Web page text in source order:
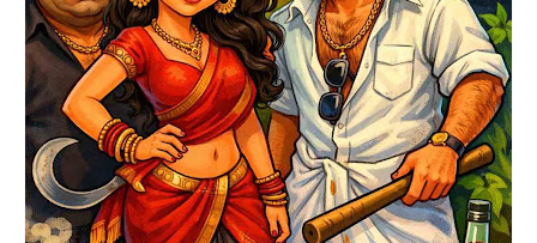
അവളുടെ ചിലമ്പൊലി ഇനി പ്രതികാരത്തിന്റെ മന്ത്രമാകും!
അവൾ ഒരു നർത്തകിയായിരുന്നു; അക്ഷരങ്ങളും ഭാവങ്ങളും
നൃത്തമായി പെയ്തിറങ്ങിയവൾ. എന്നാൽ വേട്ടക്കാരുടെ ക്രൂരത
അവളുടെ ആകാശങ്ങളെ കവർന്നെടുത്തു. ഇരയായി
വീണുപോകാൻ അവൾ കൂട്ടാക്കിയില്ല. പകരം, വേട്ടക്കാരെ
വിറപ്പിക്കുന്ന വേട്ടക്കാരിയായി അവൾ സ്വയം മാറി. നിശബ്ദമായ
കാത്തിരിപ്പിനൊടുവിൽ, അതിസൂക്ഷ്മവും തന്ത്രപരവുമായ
ചുവടുകളോടെ അവൾ ശത്രുക്കളെ ലക്ഷ്യമാക്കി നീങ്ങുന്നു.